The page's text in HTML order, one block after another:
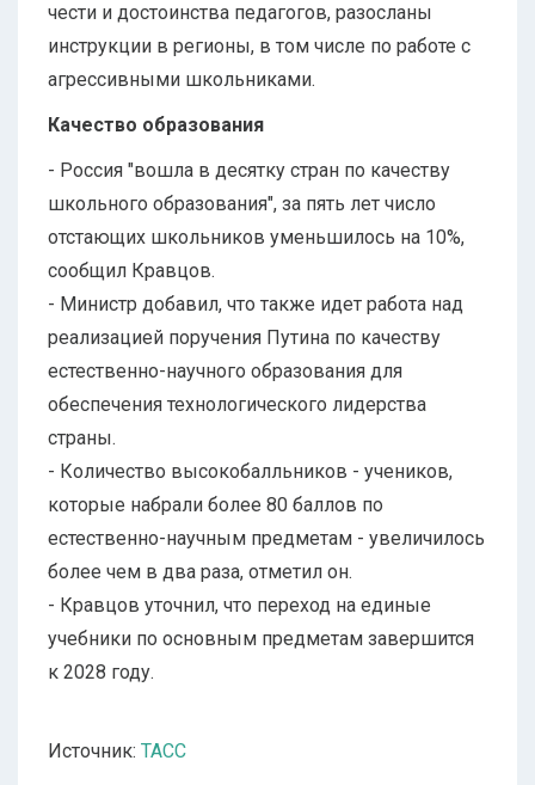
чести и достоинства педагогов, разосланы
инструкции в регионы, в том числе по работе с
агрессивными школьниками.
Качество образования
- Россия "вошла в десятку стран по качеству
школьного образования", за пять лет число
отстающих школьников уменьшилось на 10%,
сообщил Кравцов.
- Министр добавил, что также идет работа над
реализацией поручения Путина по качеству
естественно-научного образования для
обеспечения технологического лидерства
страны.
- Количество высокобалльников - учеников,
которые набрали более 80 баллов по
естественно-научным предметам - увеличилось
более чем в два раза, отметил он.
- Кравцов уточнил, что переход на единые
учебники по основным предметам завершится
к 2028 году.
Источник: ТАСС